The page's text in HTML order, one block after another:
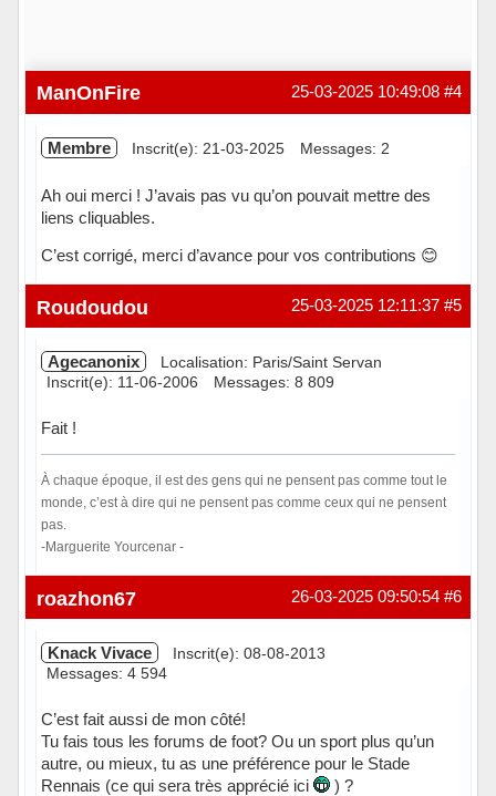
#4
25-03-2025 10:49:08
ManOnFire
Membre Inscrit(e): 21-03-2025 Messages: 2
Ah oui merci ! J’avais pas vu qu’on pouvait mettre des
liens cliquables.
C’est corrigé, merci d’avance pour vos contributions 😊
Hors ligne #5
25-03-2025 12:11:37
Roudoudou
Agecanonix
Localisation: Paris/Saint Servan
Inscrit(e): 11-06-2006
Messages: 8 809
Fait !
À chaque époque, il est des gens qui ne pensent pas comme tout le
monde, c’est à dire qui ne pensent pas comme ceux qui ne pensent
pas.
-Marguerite Yourcenar -
Hors ligne #6
26-03-2025 09:50:54
roazhon67
Knack Vivace
Inscrit(e): 08-08-2013
Messages: 4 594
C’est fait aussi de mon côté!
Tu fais tous les forums de foot? Ou un sport plus qu’un
autre, ou mieux, tu as une préférence pour le Stade
Rennais (ce qui sera très apprécié ici
) ?